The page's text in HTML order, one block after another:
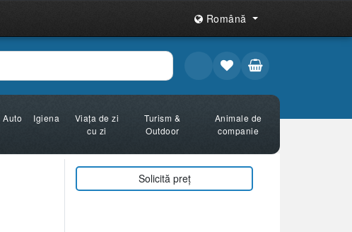
Română
Auto Igiena
Viața de zi
cu zi
Turism &
Outdoor
Animale de
companie
Solicită preț